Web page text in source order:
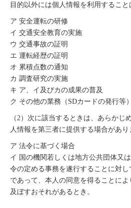
目的以外には個人情報を利用すること
ア 安全運転の研修
イ 交通安全教育の実施
ウ 交通事故の証明
エ 運転経歴の証明
オ 累積点数の通知
カ 調査研究の実施
キ ア、イ及びカの成果の普及
ク その他の業務（SDカードの発行等
（2）次に該当するときは、あらかじ
人情報を第三者に提供する場合があり
ア 法令に基づく場合
イ 国の機関若しくは地方公共団体又
令の定める事務を遂行することに対
であって、本人の同意を得ることに
及ぼすおそれがあるとき。